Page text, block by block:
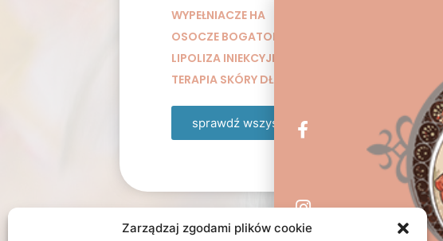
Zarządzaj zgodami plików cookie
WYPEŁNIACZE HA
OSOCZE BOGATOPŁYTKOWE (WAMPIRZY LIFTING)
LIPOLIZA INIEKCYJNA
TERAPIA SKÓRY DŁONI
sprawdź wszystkie usługi